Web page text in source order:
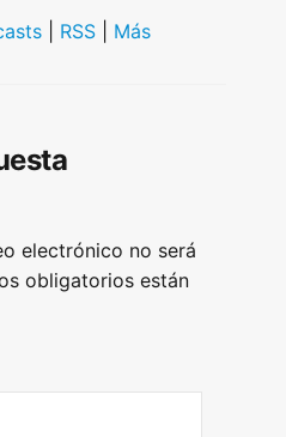
RSS Más
electrónico no será
obligatorios están